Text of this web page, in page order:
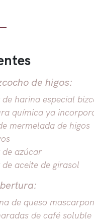
de higos:
harina especial
química ya
mermelada de higos
azúcar
de aceite de girasol
de queso
de café soluble